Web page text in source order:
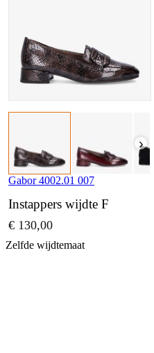
›
Gabor 4002.01 007
Instappers wijdte F
€ 130,00
Zelfde wijdtemaat